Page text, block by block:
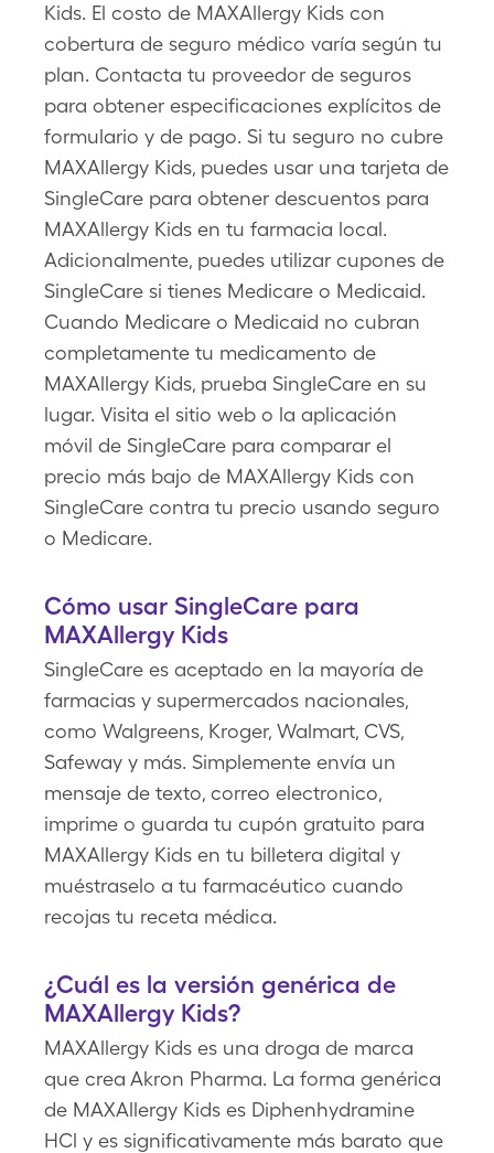
Kids. El costo de MAXAllergy Kids con
cobertura de seguro médico varía según tu
plan. Contacta tu proveedor de seguros
para obtener especificaciones explícitos de
formulario y de pago. Si tu seguro no cubre
MAXAllergy Kids, puedes usar una tarjeta de
SingleCare para obtener descuentos para
MAXAllergy Kids en tu farmacia local.
Adicionalmente, puedes utilizar cupones de
SingleCare si tienes Medicare o Medicaid.
Cuando Medicare o Medicaid no cubran
completamente tu medicamento de
MAXAllergy Kids, prueba SingleCare en su
lugar. Visita el sitio web o la aplicación
móvil de SingleCare para comparar el
precio más bajo de MAXAllergy Kids con
SingleCare contra tu precio usando seguro
o Medicare.
Cómo usar SingleCare para
MAXAllergy Kids
SingleCare es aceptado en la mayoría de
farmacias y supermercados nacionales,
como Walgreens, Kroger, Walmart, CVS,
Safeway y más. Simplemente envía un
mensaje de texto, correo electronico,
imprime o guarda tu cupón gratuito para
MAXAllergy Kids en tu billetera digital y
muéstraselo a tu farmacéutico cuando
recojas tu receta médica.
¿Cuál es la versión genérica de
MAXAllergy Kids?
MAXAllergy Kids es una droga de marca
que crea Akron Pharma. La forma genérica
de MAXAllergy Kids es Diphenhydramine
HCl y es significativamente más barato que